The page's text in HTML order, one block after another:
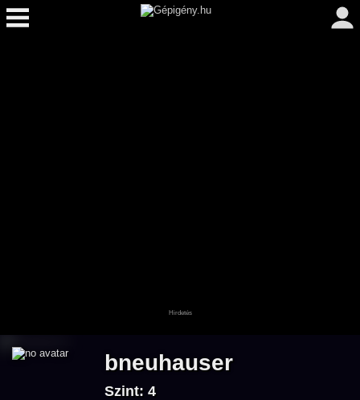
bneuhauser
Szint: 4